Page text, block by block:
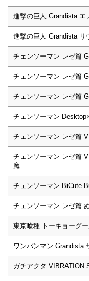
進撃の巨人 Grandista エ
進撃の巨人 Grandista リ
チェンソーマン レゼ篇
チェンソーマン レゼ篇
チェンソーマン レゼ篇
チェンソーマン
チェンソーマン レゼ篇
チェンソーマン レゼ篇
魔
チェンソーマン BiCute
チェンソーマン レゼ篇
東京喰種 トーキョーグ
ワンパンマン Grandista
ガチアクタ VIBRATION